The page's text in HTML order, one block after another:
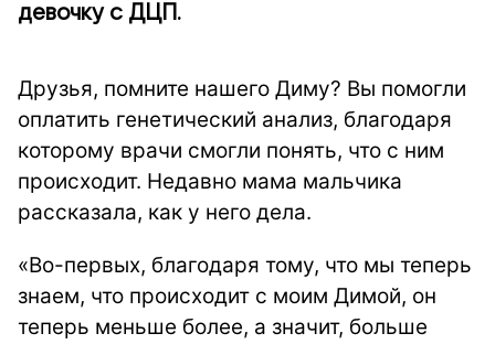
девочку с ДЦП.
Друзья, помните нашего Диму? Вы помогли
оплатить генетический анализ, благодаря
которому врачи смогли понять, что с ним
происходит. Недавно мама мальчика
рассказала, как у него дела.
«Во-первых, благодаря тому, что мы теперь
знаем, что происходит с моим Димой, он
теперь меньше более, а значит, больше